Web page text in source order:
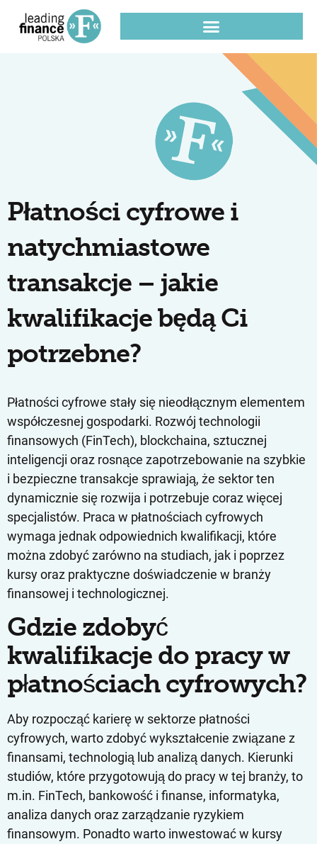
Płatności cyfrowe i
natychmiastowe
transakcje – jakie
kwalifikacje będą Ci
potrzebne?
Płatności cyfrowe stały się nieodłącznym elementem
współczesnej gospodarki. Rozwój technologii
finansowych (FinTech), blockchaina, sztucznej
inteligencji oraz rosnące zapotrzebowanie na szybkie
i bezpieczne transakcje sprawiają, że sektor ten
dynamicznie się rozwija i potrzebuje coraz więcej
specjalistów. Praca w płatnościach cyfrowych
wymaga jednak odpowiednich kwalifikacji, które
można zdobyć zarówno na studiach, jak i poprzez
kursy oraz praktyczne doświadczenie w branży
finansowej i technologicznej.
Gdzie zdobyć
kwalifikacje do pracy w
płatnościach cyfrowych?
Aby rozpocząć karierę w sektorze płatności
cyfrowych, warto zdobyć wykształcenie związane z
finansami, technologią lub analizą danych. Kierunki
studiów, które przygotowują do pracy w tej branży, to
m.in. FinTech, bankowość i finanse, informatyka,
analiza danych oraz zarządzanie ryzykiem
finansowym. Ponadto warto inwestować w kursy